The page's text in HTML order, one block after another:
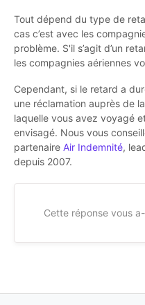
Tout dépend du type de
cas c’est avec les
problème. S'il s’agit d’un
les compagnies aériennes
Cependant, si le retard a
une réclamation auprès de
laquelle vous avez voyagé
envisagé. Nous vous
partenaire Air Indemnité,
depuis 2007.
Cette réponse vous